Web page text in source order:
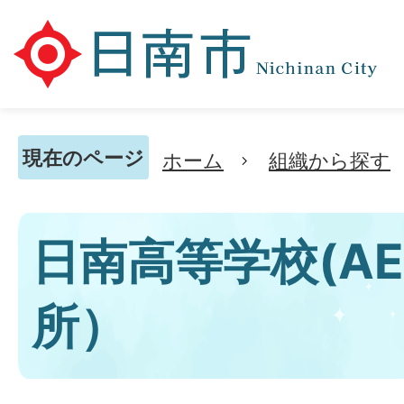
現在のページ ホーム 組織から探す
日南高等学校
所）